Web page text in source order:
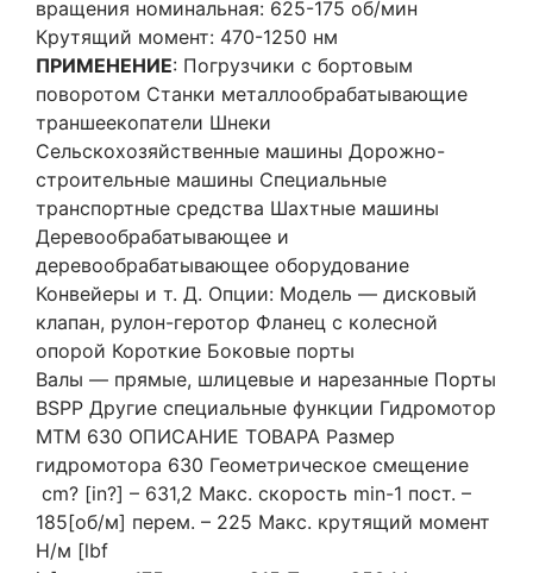
вращения номинальная: 625-175 об/мин
Крутящий момент: 470-1250 нм
ПРИМЕНЕНИЕ: Погрузчики с бортовым
поворотом Станки металлообрабатывающие
траншеекопатели Шнеки
Сельскохозяйственные машины Дорожно-
строительные машины Специальные
транспортные средства Шахтные машины
Деревообрабатывающее и
деревообрабатывающее оборудование
Конвейеры и т. Д. Опции: Модель — дисковый
клапан, рулон-геротор Фланец с колесной
опорой Короткие Боковые порты
Валы — прямые, шлицевые и нарезанные Порты
BSPP Другие специальные функции Гидромотор
MTM 630 ОПИСАНИЕ ТОВАРА Размер
гидромотора 630 Геометрическое смещение
cm? [in?] – 631,2 Макс. скорость min-1 пост. –
185[об/м] перем. – 225 Макс. крутящий момент
Н/м [lbf